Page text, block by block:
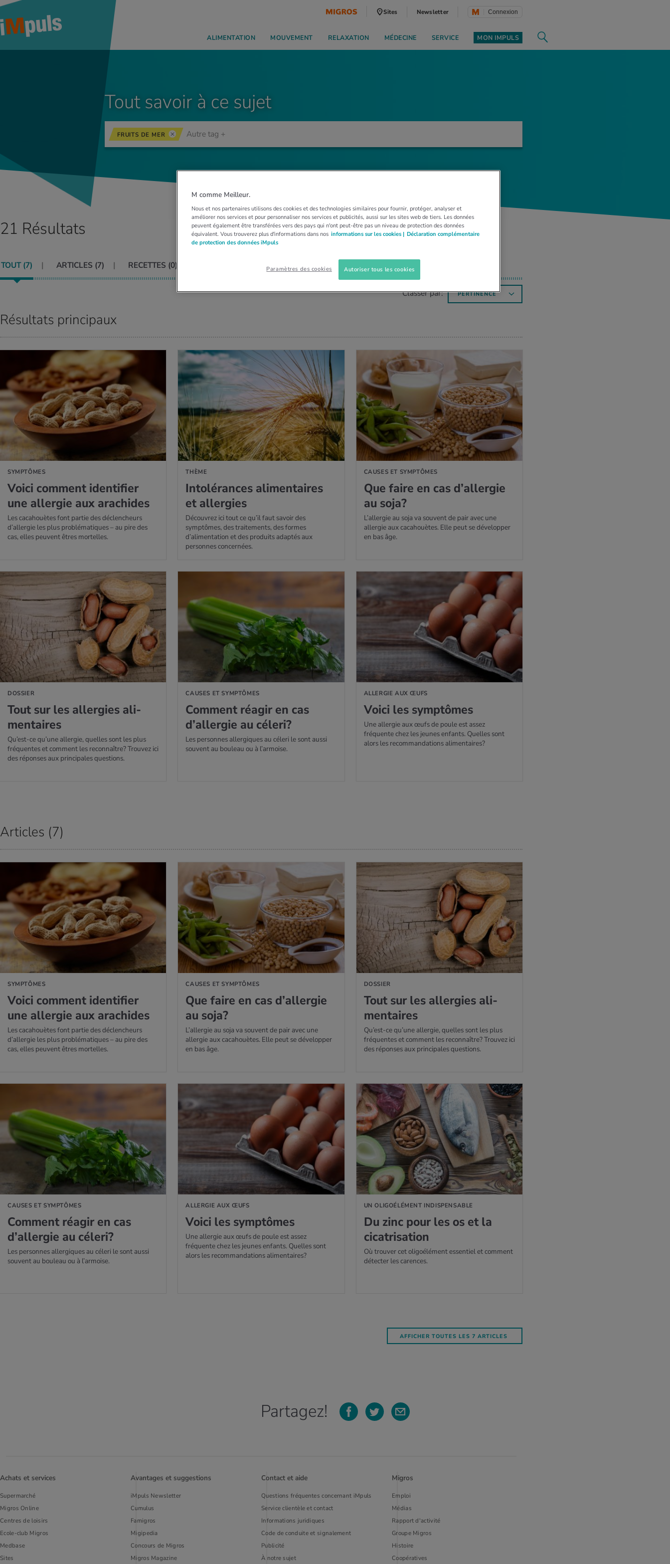
Sites Newsletter Connexion
ALIMENTATION MOUVEMENT RELAXATION MÉDECINE SERVICE MON IMPULS
Tout savoir à ce sujet
FRUITS DE MER
21 Résultats
TOUT (7) ARTICLES (7) RECETTES (0)
Classer par: PERTINENCE
Résultats principaux
SYMPTÔMES
Voici com­ment iden­ti­fier
une aller­gie aux ara­chides
Les cacahouètes font partie des déclencheurs
d’allergie les plus problématiques – au pire des
cas, elles peuvent êtres mortelles.
PLUS
THÈME
Into­lé­rances ali­men­taires
et aller­gies
Découvrez ici tout ce qu’il faut savoir des
symptômes, des traitements, des formes
d’alimentation et des produits adaptés aux
personnes concernées.
EN SAVOIR PLUS
CAUSES ET SYMPTÔMES
Que faire en cas d’al­ler­gie
au soja?
L’allergie au soja va souvent de pair avec une
allergie aux cacahouètes. Elle peut se développer
en bas âge.
DOSSIER
Tout sur les aller­gies ali­
men­taires
Qu’est-ce qu’une allergie, quelles sont les plus
fréquentes et comment les reconnaître? Trouvez ici
des réponses aux principales questions.
PLUS
CAUSES ET SYMPTÔMES
Com­ment réagir en cas
d’al­ler­gie au céleri?
Les personnes allergiques au céleri le sont aussi
souvent au bouleau ou à l’armoise.
EN SAVOIR PLUS
ALLERGIE AUX ŒUFS
Voici les symp­tômes
Une allergie aux œufs de poule est assez
fréquente chez les jeunes enfants. Quelles sont
alors les recommandations alimentaires?
Articles (7)
SYMPTÔMES
Voici com­ment iden­ti­fier
une aller­gie aux ara­chides
Les cacahouètes font partie des déclencheurs
d’allergie les plus problématiques – au pire des
cas, elles peuvent êtres mortelles.
PLUS
CAUSES ET SYMPTÔMES
Que faire en cas d’al­ler­gie
au soja?
L’allergie au soja va souvent de pair avec une
allergie aux cacahouètes. Elle peut se développer
en bas âge.
EN SAVOIR PLUS
DOSSIER
Tout sur les aller­gies ali­
men­taires
Qu’est-ce qu’une allergie, quelles sont les plus
fréquentes et comment les reconnaître? Trouvez ici
des réponses aux principales questions.
CAUSES ET SYMPTÔMES
Com­ment réagir en cas
d’al­ler­gie au céleri?
Les personnes allergiques au céleri le sont aussi
souvent au bouleau ou à l’armoise.
PLUS
ALLERGIE AUX ŒUFS
Voici les symp­tômes
Une allergie aux œufs de poule est assez
fréquente chez les jeunes enfants. Quelles sont
alors les recommandations alimentaires?
UN OLIGOÉLÉMENT INDISPENSABLE
Du zinc pour les os et la
cica­tri­sa­tion
Où trouver cet oligoélément essentiel et comment
détecter les carences.
AFFICHER TOUTES LES 7 ARTICLES
Partagez!
Achats et services
Supermarché
Migros Online
Centres de loisirs
Ecole-club Migros
Medbase
Sites
Avantages et suggestions
iMpuls Newsletter
Cumulus
Famigros
Migipedia
Concours de Migros
Migros Magazine
Contact et aide
Questions fréquentes concernant iMpuls
Service clientèle et contact
Informations juridiques
Code de conduite et signalement
Publi­cité
À notre sujet
Migros
Emploi
Médias
Rapport d'activité
Groupe Migros
Histoire
Coopératives
M comme Meilleur.
Nous et nos partenaires utilisons des cookies et des technologies similaires pour fournir, protéger, analyser et
améliorer nos services et pour personnaliser nos services et publicités, aussi sur les sites web de tiers. Les données
peuvent également être transférées vers des pays qui n'ont peut-être pas un niveau de protection des données
équivalent. Vous trouverez plus d'informations dans nos informations sur les cookies | Déclaration complémentaire
de protection des données iMpuls
Paramètres des cookies Autoriser tous les cookies